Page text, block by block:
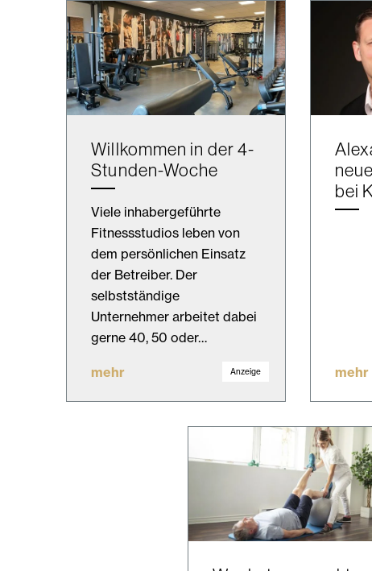
Willkommen in der 4-
Stunden-Woche
Viele inhabergeführte
Fitnessstudios leben von
dem persönlichen Einsatz
der Betreiber. Der
selbstständige
Unternehmer arbeitet dabei
gerne 40, 50 oder…
mehr Anzeige
bei
mehr